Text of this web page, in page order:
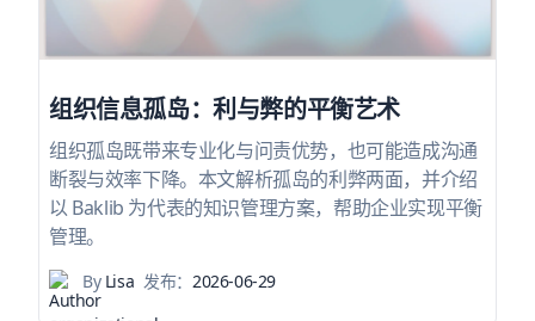
组织信息孤岛：利与弊的平衡艺术
组织孤岛既带来专业化与问责优势，也可能造成沟通
断裂与效率下降。本文解析孤岛的利弊两面，并介绍
以 Baklib 为代表的知识管理方案，帮助企业实现平衡
管理。
ByLisa 发布： 2026-06-29